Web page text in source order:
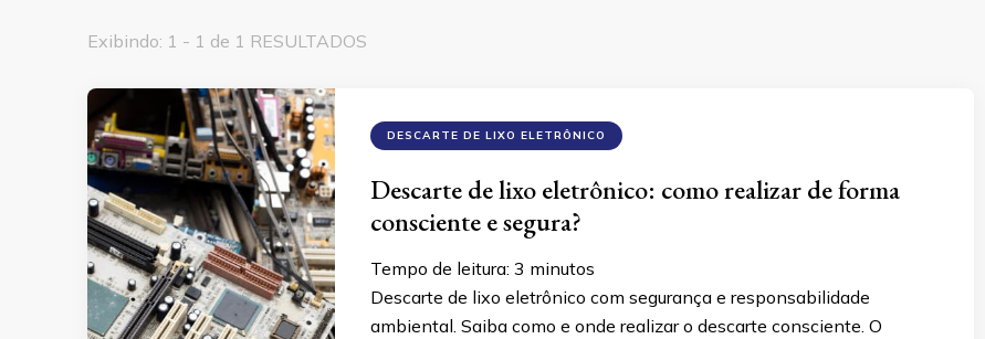
Exibindo: 1 - 1 de 1 RESULTADOS
DESCARTE DE LIXO ELETRÔNICO
Descarte de lixo eletrônico: como realizar de forma
consciente e segura?
Tempo de leitura: 3 minutos
Descarte de lixo eletrônico com segurança e responsabilidade
ambiental. Saiba como e onde realizar o descarte consciente. O